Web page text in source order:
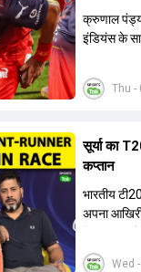
Thu -
क्रुणाल
इंडियंस के
Wed
सूर्या का
कप्तान
भारतीय
अपना
की तलाश